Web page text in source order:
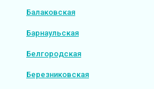
Балаковская
Барнаульская
Белгородская
Березниковская